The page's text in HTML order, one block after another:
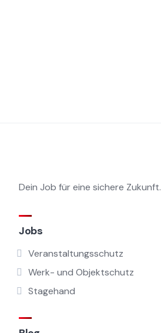
Dein Job für eine sichere Zukunft.
Jobs
Veranstaltungsschutz
Werk- und Objektschutz
Stagehand